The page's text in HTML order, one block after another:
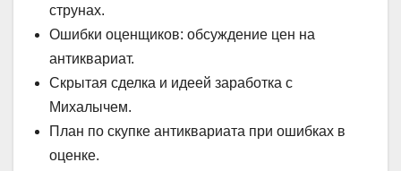
струнах.
Ошибки оценщиков: обсуждение цен на
антиквариат.
Скрытая сделка и идеей заработка с
Михалычем.
План по скупке антиквариата при ошибках в
оценке.